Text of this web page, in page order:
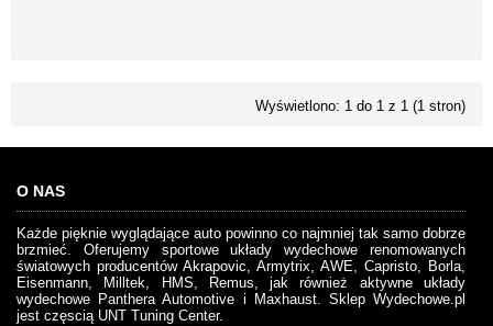
Wyświetlono: 1 do 1 z 1 (1 stron)
O NAS
Każde pięknie wyglądające auto powinno co najmniej tak samo dobrze
brzmieć. Oferujemy sportowe układy wydechowe renomowanych
światowych producentów Akrapovic, Armytrix, AWE, Capristo, Borla,
Eisenmann, Milltek, HMS, Remus, jak również aktywne układy
wydechowe Panthera Automotive i Maxhaust. Sklep Wydechowe.pl
jest częscią UNT Tuning Center.